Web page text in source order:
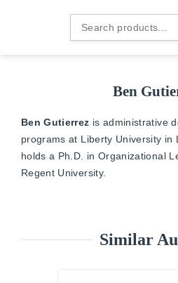
Ben
Ben Gutierrez is administrative
programs at Liberty University in
holds a Ph.D. in Organizational
Regent University.
Similar